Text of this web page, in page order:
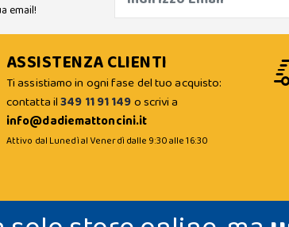
email!
ASSISTENZA CLIENTI
Ti assistiamo in ogni fase del tuo acquisto:
contatta il349 11 91 149o scrivi a
info@dadiemattoncini.it
Attivo dal Lunedì al Venerdì dalle 9:30 alle 16:30